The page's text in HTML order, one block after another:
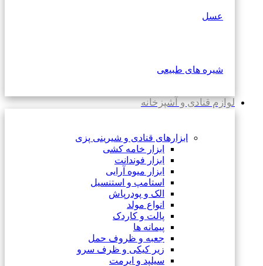
عسل
شیره های طبیعی
لوازم قنادی و آشپزخانه
ابزارهای قنادی و شیرینی پزی
ابزار خامه کشی
ابزار فوندانت
ابزار میوه آرایی
استامپ و استنسیل
الک و پودرپاش
انواع مولد
پالت و کاردک
پیمانه ها
جعبه و ظروف حمل
زیر کیکی و ظرف سرو
سیلپد و ایرمت